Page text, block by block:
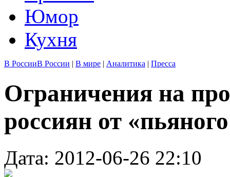
Юмор
Кухня
В РоссииВ России | В мире | Аналитика | Пресса
Ограничения на
россиян от
Дата: 2012-06-26 22:10